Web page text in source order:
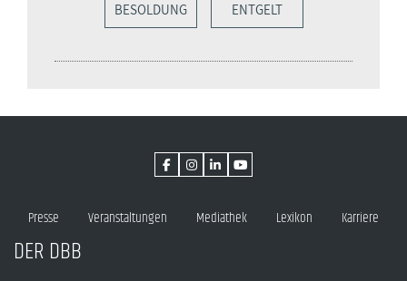
BESOLDUNG ENTGELT
Presse Veranstaltungen Mediathek Lexikon Karriere
DER DBB